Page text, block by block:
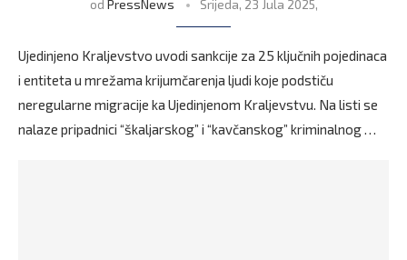
od PressNews Srijeda, 23 Jula 2025,
Ujedinjeno Kraljevstvo uvodi sankcije za 25 ključnih pojedinaca
i entiteta u mrežama krijumčarenja ljudi koje podstiču
neregularne migracije ka Ujedinjenom Kraljevstvu. Na listi se
nalaze pripadnici “škaljarskog” i “kavčanskog” kriminalnog …